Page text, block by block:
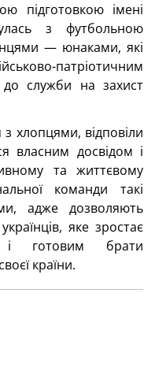
підготовкою імені
з футбольною
— юнаками, які
патріотичним
служби на захист
з хлопцями, відповіли
власним досвідом і
та життєвому
команди такі
адже дозволяють
яке зростає
і готовим брати
країни.